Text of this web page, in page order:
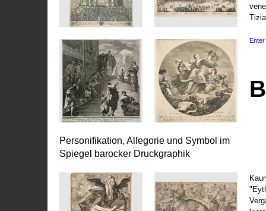
Enter
Personifikation, Allegorie und Symbol im
Spiegel barocker Druckgraphik